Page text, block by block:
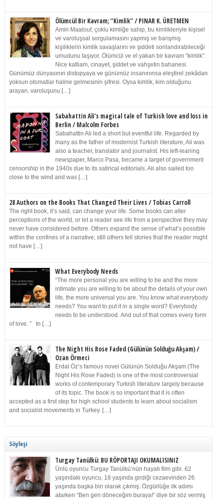
Ölümcül Bir Kavram; “Kimlik” / PINAR K. ÜRETMEN
Amin Maalouf, çoklu kimliğe sahip, bu kimlikleriyle kişisel
ve varoluşsal sorgulamasını yapmış ve barışmış
kişiliklerin kimlik savaşlarını ve şiddeti sonlandırabileceği
umudunu taşıyor. Ölümcül ve el yakan bir kavram “kimlik”.
Nice katliam, cinayet, şiddet ve vahşetin bahanesi.
Günümüz dünyasının distopyaya ve günümüz insanınınsa eleştirel zekâdan
yoksun otomatlar haline gelmesinin şifresi. Oysa kimlik, kim olduğunu
arayan, varoluşunu […]
Sabahattin Ali’s magical tale of Turkish love and loss in
Berlin / Malcolm Forbes
Sabahattin Ali led a short but eventful life. Regarded by
many as the father of modernist Turkish literature, Ali was
also a teacher, translator and journalist. His left-leaning
newspaper, Marco Pasa, became a target of government
censorship in the 1940s due to its satirical editorials. Ali also sailed too
close to the wind and was […]
28 Authors on the Books That Changed Their Lives / Tobias Carroll
The right book, it’s said, can change your life. Some books can alter
perceptions of the world, or let a reader see life from a perspective they may
never have considered before. Others expand the sense of what’s possible
within the confines of a narrative; still others tell stories that the reader might
not have […]
What Everybody Needs
“The more personal you are willing to be and the more
intimate you are willing to be about the details of your own
life, the more universal you are. You know what everybody
needs? You want to put it in a single word? Everybody
needs to be understood. And out of that comes every form
of love. ” In […]
The Night His Rose Faded (Gülünün Solduğu Akşam) /
Ozan Örmeci
Erdal Öz’s famous novel Gülünün Solduğu Akşam (The
Night His Rose Faded) is one of the most controversial
works of contemporary Turkish literature largely because
of its topic. The book is so important that it is often
accepted as a first step for high school students to learn about socialism
and socialist movements in Turkey. […]
Söyleşi
Turgay Tanülkü: BU RÖPORTAJI OKUMALISINIZ
Ünlü oyuncu Turgay Tanülkü’nün hayatı film gibi. 62
yaşındaki oyuncu, 18 yaşında girdiği cezaevinden 26
yaşında başka biri olarak çıkmış. Özgürlüğe ilk adımı
atarken “Ben geri döneceğim buraya!” diye bir söz vermiş